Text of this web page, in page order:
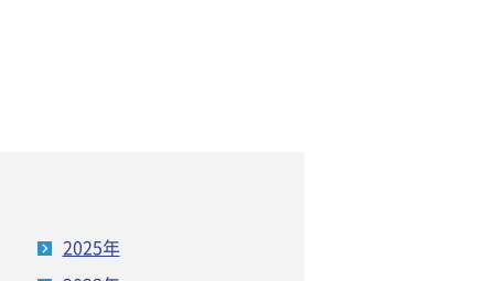
2025年